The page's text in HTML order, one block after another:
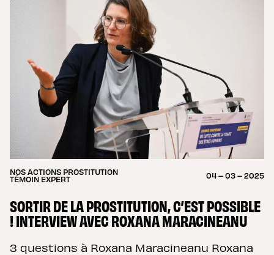
NOS ACTIONS PROSTITUTION
TÉMOIN EXPERT
04 – 03 – 2025
SORTIR DE LA PROSTITUTION, C’EST POSSIBLE
! INTERVIEW AVEC ROXANA MARACINEANU
3 questions à Roxana Maracineanu Roxana